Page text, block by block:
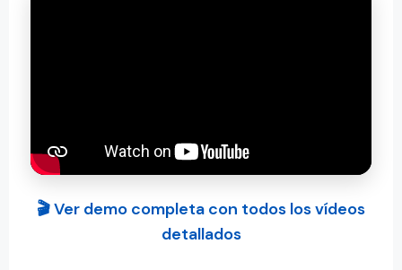
🎬 Ver demo completa con todos los vídeos
detallados